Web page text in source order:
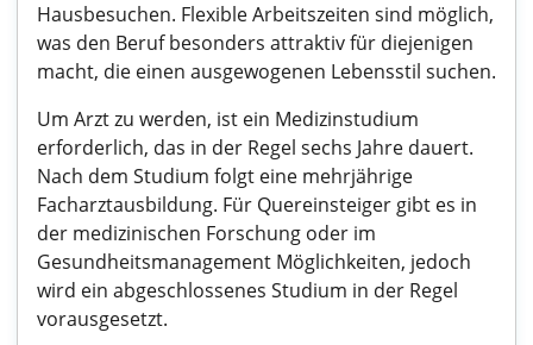
Hausbesuchen. Flexible Arbeitszeiten sind möglich,
was den Beruf besonders attraktiv für diejenigen
macht, die einen ausgewogenen Lebensstil suchen.
Um Arzt zu werden, ist ein Medizinstudium
erforderlich, das in der Regel sechs Jahre dauert.
Nach dem Studium folgt eine mehrjährige
Facharztausbildung. Für Quereinsteiger gibt es in
der medizinischen Forschung oder im
Gesundheitsmanagement Möglichkeiten, jedoch
wird ein abgeschlossenes Studium in der Regel
vorausgesetzt.